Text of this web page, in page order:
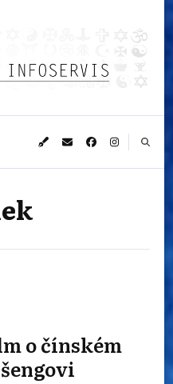
o čínském